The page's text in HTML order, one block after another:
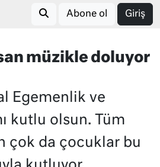
Abone ol Giriş
müzikle doluyor
Egemenlik ve
kutlu olsun. Tüm
çok da çocuklar bu